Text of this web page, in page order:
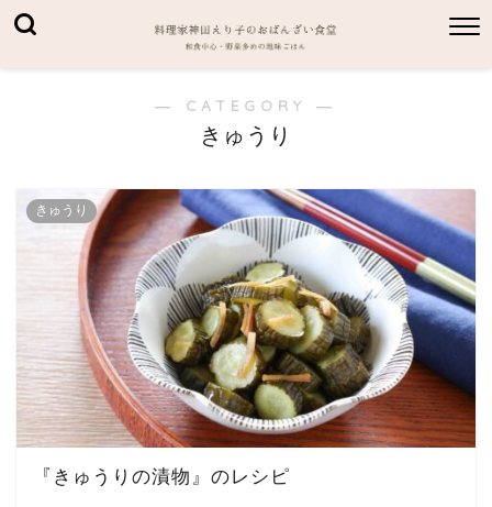
― CATEGORY ―
きゅうり
きゅうり
『きゅうりの漬物』のレシピ